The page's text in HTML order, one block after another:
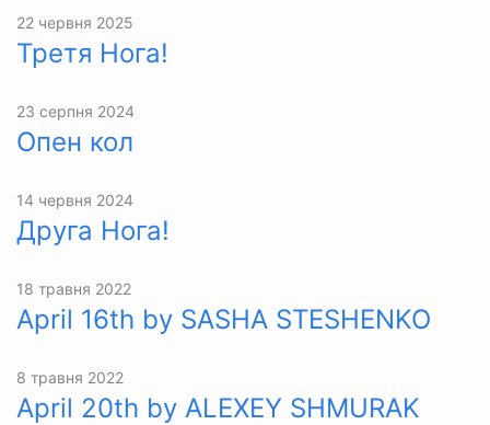
22 червня 2025
Третя Нога!
23 серпня 2024
Опен кол
14 червня 2024
Друга Нога!
18 травня 2022
April 16th by SASHA STESHENKO
8 травня 2022
April 20th by ALEXEY SHMURAK